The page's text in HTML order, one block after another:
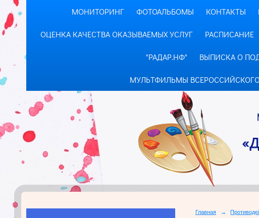
МОНИТОРИНГ ФОТОАЛЬБОМЫ КОНТАКТЫ
ОЦЕНКА КАЧЕСТВА ОКАЗЫВАЕМЫХ УСЛУГ РАСПИСАНИЕ
"РАДАР.НФ" ВЫПИСКА О
МУЛЬТФИЛЬМЫ
Главная →